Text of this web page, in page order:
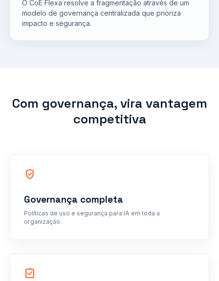
O CoE Flexa resolve a fragmentação através de um
modelo de governança centralizada que prioriza
impacto e segurança.
Com governança, vira vantagem
competitiva
verified_user
Governança completa
Políticas de uso e segurança para IA em toda a
organização.
assignment_turned_in